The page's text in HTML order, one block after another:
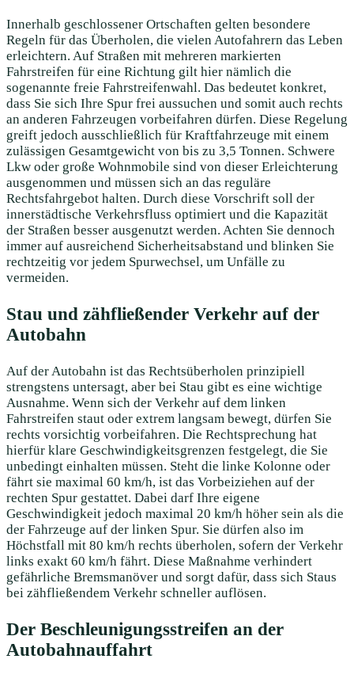
Innerhalb geschlossener Ortschaften gelten besondere
Regeln für das Überholen, die vielenAutofahrern das Leben
erleichtern. Auf Straßen mit mehreren markierten
Fahrstreifen für eine Richtung gilt hier nämlich die
sogenannte freie Fahrstreifenwahl. Das bedeutet konkret,
dass Sie sich Ihre Spur frei aussuchen und somit auch rechts
an anderen Fahrzeugen vorbeifahren dürfen. Diese Regelung
greift jedoch ausschließlich für Kraftfahrzeuge mit einem
zulässigen Gesamtgewicht von bis zu 3,5 Tonnen. Schwere
Lkw oder große Wohnmobile sind von dieser Erleichterung
ausgenommen und müssen sich an das reguläre
Rechtsfahrgebot halten. Durch diese Vorschrift soll der
innerstädtische Verkehrsfluss optimiert und die Kapazität
der Straßen besser ausgenutzt werden. Achten Sie dennoch
immer auf ausreichend Sicherheitsabstand und blinken Sie
rechtzeitig vor jedem Spurwechsel, um Unfälle zu
vermeiden.
Stau und zähfließender Verkehr auf der
Autobahn
Auf der Autobahn ist das Rechtsüberholen prinzipiell
strengstens untersagt, aber bei Stau gibt es eine wichtige
Ausnahme. Wenn sich der Verkehr auf dem linken
Fahrstreifen staut oder extrem langsam bewegt, dürfen Sie
rechts vorsichtig vorbeifahren. Die Rechtsprechung hat
hierfür klare Geschwindigkeitsgrenzen festgelegt, die Sie
unbedingt einhalten müssen. Steht die linke Kolonne oder
fährt sie maximal 60 km/h, ist das Vorbeiziehen auf der
rechten Spur gestattet. Dabei darf Ihre eigene
Geschwindigkeit jedoch maximal 20 km/h höher sein als die
der Fahrzeuge auf der linken Spur. Sie dürfen also im
Höchstfall mit 80 km/h rechts überholen, sofern der Verkehr
links exakt 60 km/h fährt. Diese Maßnahme verhindert
gefährliche Bremsmanöver und sorgt dafür, dass sich Staus
bei zähfließendem Verkehr schneller auflösen.
Der Beschleunigungsstreifen an der
Autobahnauffahrt